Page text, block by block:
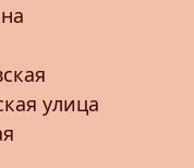
улица